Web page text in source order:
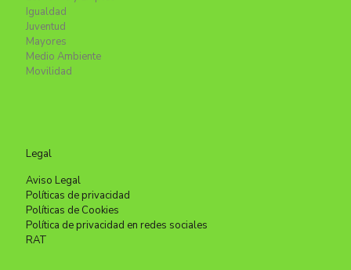
Igualdad
Juventud
Mayores
Medio Ambiente
Movilidad
Legal
Aviso Legal
Políticas de privacidad
Políticas de Cookies
Política de privacidad en redes sociales
RAT